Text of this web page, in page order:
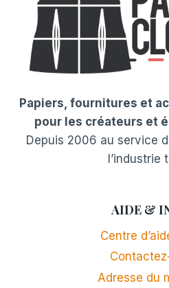
Papiers, fournitures et
pour les créateurs et
Depuis 2006 au service
l’industrie
AIDE &
Centre
Adresse du